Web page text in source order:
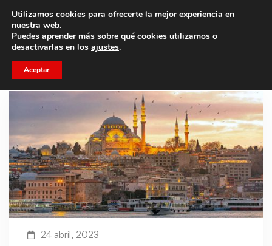
Trae a un amigo y llevaos un total de 75€ de descuento.
24 abril, 2023
Utilizamos cookies para ofrecerte la mejor experiencia en
nuestra web.
Puedes aprender más sobre qué cookies utilizamos o
desactivarlas en los ajustes.
Aceptar